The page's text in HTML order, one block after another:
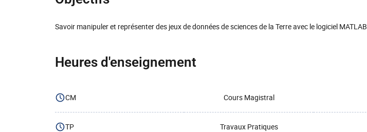
Savoir manipuler et représenter des jeux de données de sciences de la Terre avec le logiciel MATLAB
Heures d'enseignement
CM Cours Magistral
TP Travaux Pratiques